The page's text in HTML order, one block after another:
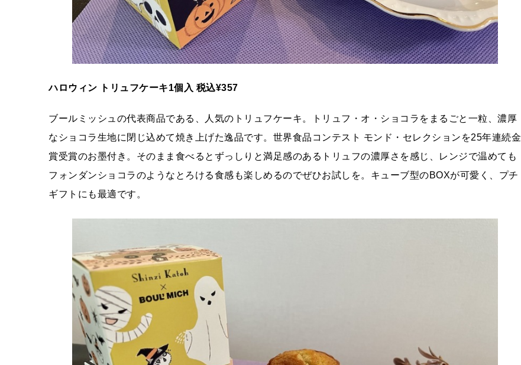
ハロウィン トリュフケーキ1個入 税込¥357
ブールミッシュの代表商品である、人気のトリュフケーキ。トリュフ・オ・ショコラをまるごと一粒、濃厚
なショコラ生地に閉じ込めて焼き上げた逸品です。世界食品コンテスト モンド・セレクションを25年連続金
賞受賞のお墨付き。そのまま食べるとずっしりと満足感のあるトリュフの濃厚さを感じ、レンジで温めても
フォンダンショコラのようなとろける食感も楽しめるのでぜひお試しを。キューブ型のBOXが可愛く、プチ
ギフトにも最適です。